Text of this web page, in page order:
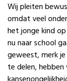
Wij pleiten
omdat veel
het jonge kind
nu naar school
geweest, merk
te delen,